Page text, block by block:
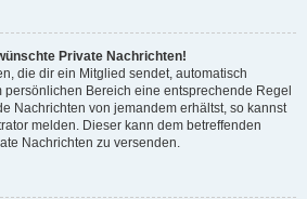
Private Nachrichten!
die dir ein Mitglied sendet, automatisch
persönlichen Bereich eine entsprechende Regel
Nachrichten von jemandem erhältst, so kannst
melden. Dieser kann dem betreffenden
Nachrichten zu versenden.